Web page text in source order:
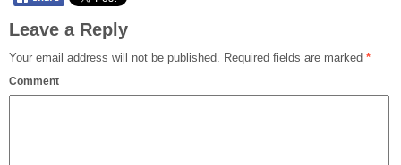
Leave a Reply
Your email address will not be published. Required fields are marked *
Comment